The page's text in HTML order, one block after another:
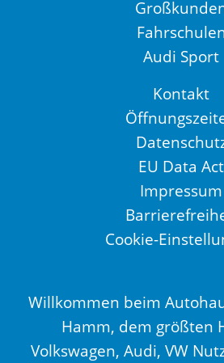
Audi Sport
Kontakt
EU Data Act
Impressum
Cookie-
Willkommen beim
Hamm, dem größten
Volkswagen, Audi, VW